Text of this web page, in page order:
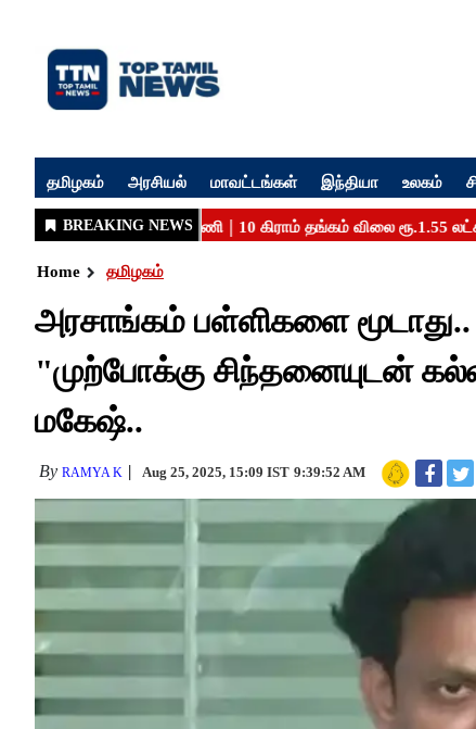
தமிழகம் அரசியல் மாவட்டங்கள் இந்தியா உலகம்
Home தமிழகம்
அரசாங்கம் பள்ளிகளை மூடாது..
"முற்போக்கு சிந்தனையுடன்
மகேஷ்..
By RAMYA K Aug 25, 2025, 15:09 IST 9:39:52 AM